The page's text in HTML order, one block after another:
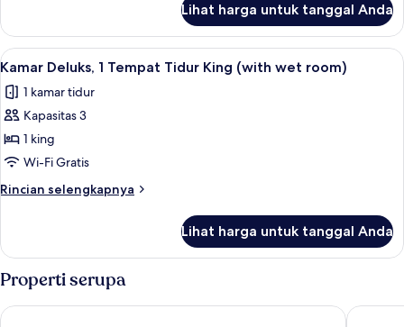
1
Queen)
Kamar
Deluks
(1
and
Lihat harga untuk tanggal Anda
Lihat
semua
foto
untuk
Kamar
Deluks,
1
Tempat
King
(with
wet
room)
Seprai premium, brankas, tirai
4
Kamar Deluks, 1 Tempat Tidur King (with wet room)
1 kamar tidur
Kapasitas 3
1 king
Wi-Fi Gratis
Rincian selengkapnya
Rincian
Kamar
Deluks,
1
Tempat
Tidur
Lihat harga untuk tanggal Anda
Properti serupa
Hyatt Regency Waikiki Beach Resort & Spa Hilton